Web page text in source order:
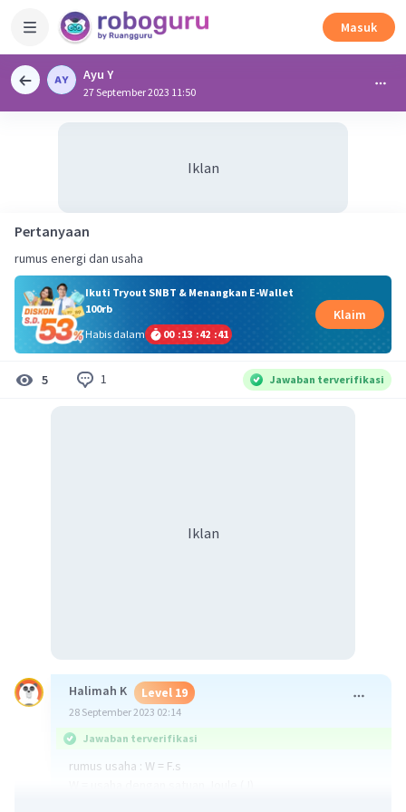
Masuk
Ayu Y
27 September 2023 11:50
Iklan
Pertanyaan
rumus energi dan usaha
Ikuti Tryout SNBT & Menangkan E-Wallet
100rb
Habis dalam
00 :13 :42 :41
Klaim
5 1 Jawaban terverifikasi
Iklan
Halimah K Level 19
28 September 2023 02:14
Jawaban terverifikasi
rumus usaha : W = F.s